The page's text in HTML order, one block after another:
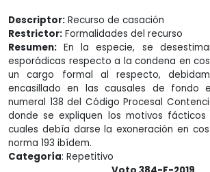
Descriptor: Recurso de casación
Restrictor: Formalidades del recurso
Resumen: En la especie, se
esporádicas respecto a la condena en
un cargo formal al respecto,
encasillado en las causales de fondo
numeral 138 del Código Procesal
donde se expliquen los motivos
cuales debía darse la exoneración en
norma 193 ibídem.
Categoría: Repetitivo